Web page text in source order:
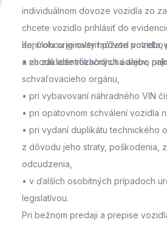
individuálnom dovoze vozidla zo
chcete vozidlo prihlásiť do
Jej úlohou je overiť pôvod vozidla,
a zhodu identifikačných údajov,
Kontrolu originality môžete
• na základe rozhodnutia alebo
schvaľovacieho orgánu,
• pri vybavovaní náhradného VIN
• pri opätovnom schválení vozidla
• pri vydaní duplikátu technického
z dôvodu jeho straty, poškodenia,
odcudzenia,
• v ďalších osobitných prípadoch
legislatívou.
Pri bežnom predaji a prepise